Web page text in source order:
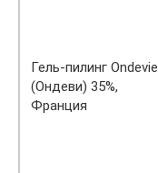
Гель-пилинг Ondevie
(Ондеви) 35%,
Франция